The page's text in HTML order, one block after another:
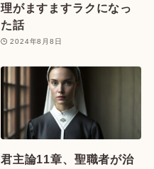
理がますますラクになっ
た話
2024年8月8日
君主論11章、聖職者が治